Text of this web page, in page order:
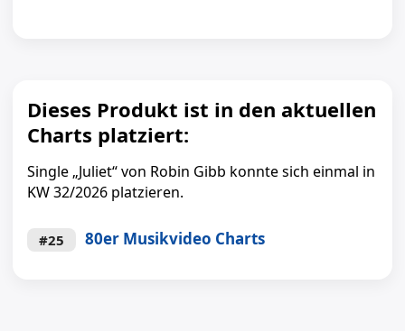
Dieses Produkt ist in den aktuellen
Charts platziert:
Single „Juliet“ von Robin Gibb konnte sich einmal in
KW 32/2026 platzieren.
#25 80er Musikvideo Charts